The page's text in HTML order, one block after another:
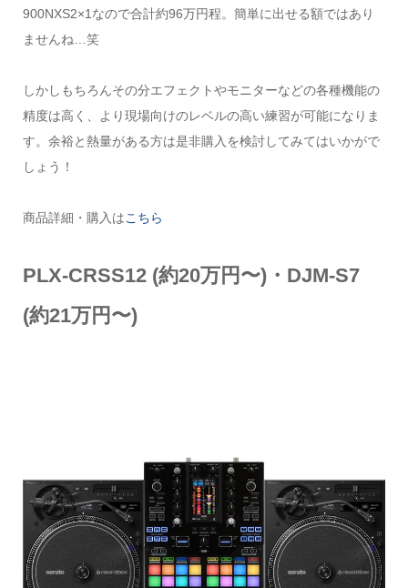
900NXS2×1なので合計約96万円程。簡単に出せる額ではあり
ませんね…笑
しかしもちろんその分エフェクトやモニターなどの各種機能の
精度は高く、より現場向けのレベルの高い練習が可能になりま
す。余裕と熱量がある方は是非購入を検討してみてはいかがで
しょう！
商品詳細・購入はこちら
PLX-CRSS12 (約20万円〜)・DJM-S7
(約21万円〜)